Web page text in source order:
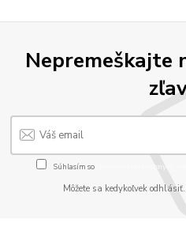
Nepremeškajte
Súhlasím so spracovaním osobných
Môžete sa kedykoľvek